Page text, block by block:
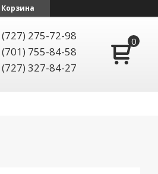
Корзина
(727) 275-72-98
(701) 755-84-58
(727) 327-84-27